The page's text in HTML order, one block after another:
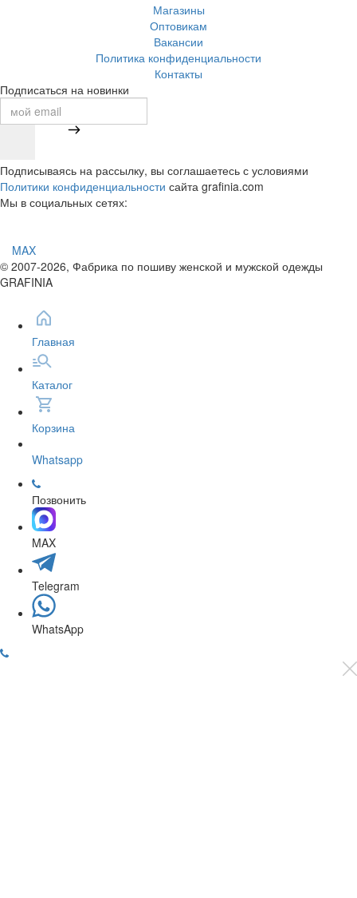
Магазины
Оптовикам
Вакансии
Политика конфиденциальности
Контакты
Подписаться на новинки
Подписываясь на рассылку, вы соглашаетесь с условиями
Политики конфиденциальности сайта grafinia.com
Мы в социальных сетях:
MAX
© 2007-2026, Фабрика по пошиву женской и мужской одежды
GRAFINIA
Главная
Каталог
Корзина
Whatsapp
Позвонить
MAX
Telegram
WhatsApp